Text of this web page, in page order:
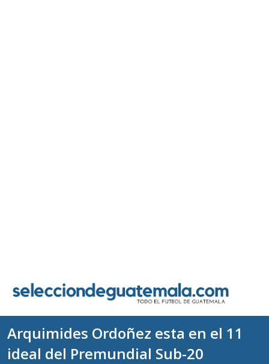
Arquimides Ordoñez esta en el 11
ideal del Premundial Sub-20